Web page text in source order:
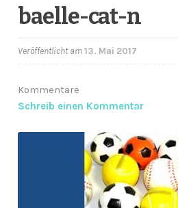
Bälle & Springbälle
Kapselfüllware
Anfragen-Korb
baelle-cat-n
Veröffentlicht am 13. Mai 2017
Kommentare
Schreib einen Kommentar